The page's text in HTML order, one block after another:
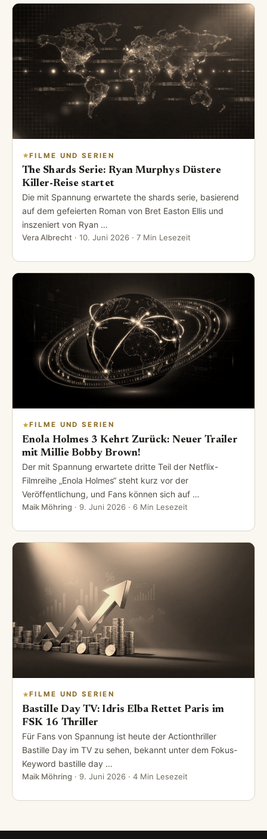
FILME UND SERIEN
The Shards Serie: Ryan Murphys Düstere
Killer-Reise startet
Die mit Spannung erwartete the shards serie, basierend
auf dem gefeierten Roman von Bret Easton Ellis und
inszeniert von Ryan …
Vera Albrecht · 10. Juni 2026 · 7 Min Lesezeit
FILME UND SERIEN
Enola Holmes 3 Kehrt Zurück: Neuer Trailer
mit Millie Bobby Brown!
Der mit Spannung erwartete dritte Teil der Netflix-
Filmreihe „Enola Holmes“ steht kurz vor der
Veröffentlichung, und Fans können sich auf …
Maik Möhring · 9. Juni 2026 · 6 Min Lesezeit
FILME UND SERIEN
Bastille Day TV: Idris Elba Rettet Paris im
FSK 16 Thriller
Für Fans von Spannung ist heute der Actionthriller
Bastille Day im TV zu sehen, bekannt unter dem Fokus-
Keyword bastille day …
Maik Möhring · 9. Juni 2026 · 4 Min Lesezeit